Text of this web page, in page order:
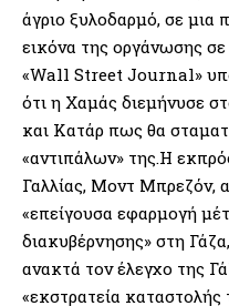
άγριο ξυλοδαρμό, σε μια
εικόνα της οργάνωσης
«Wall Street Journal»
ότι η Χαμάς διεμήνυσε
και Κατάρ πως θα
«αντιπάλων» της.Η
Γαλλίας, Μοντ Μπρεζόν,
«επείγουσα εφαρμογή
διακυβέρνησης» στη
ανακτά τον έλεγχο της
«εκστρατεία